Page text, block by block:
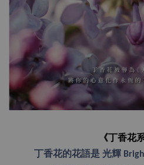
《丁香花
丁香花的花語是 光輝